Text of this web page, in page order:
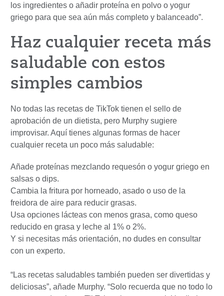
los ingredientes o añadir proteína en polvo o yogur
griego para que sea aún más completo y balanceado”.
Haz cualquier receta más
saludable con estos
simples cambios
No todas las recetas de TikTok tienen el sello de
aprobación de un dietista, pero Murphy sugiere
improvisar. Aquí tienes algunas formas de hacer
cualquier receta un poco más saludable:
Añade proteínas mezclando requesón o yogur griego en
salsas o dips.
Cambia la fritura por horneado, asado o uso de la
freidora de aire para reducir grasas.
Usa opciones lácteas con menos grasa, como queso
reducido en grasa y leche al 1% o 2%.
Y si necesitas más orientación, no dudes en consultar
con un experto.
“Las recetas saludables también pueden ser divertidas y
deliciosas”, añade Murphy. “Solo recuerda que no todo lo